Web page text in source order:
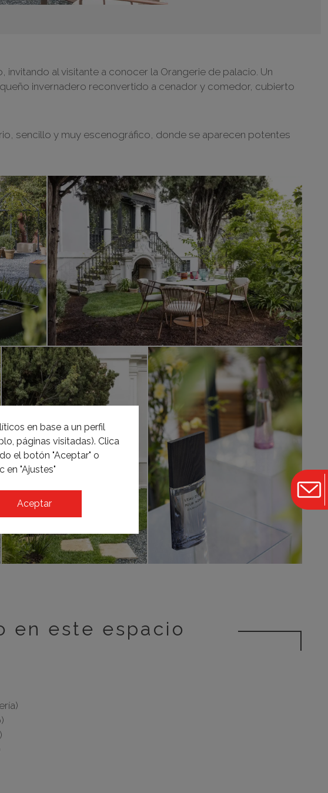
al visitante a conocer la Orangerie de palacio. Un
invernadero reconvertido a cenador y comedor, cubierto
sencillo y muy escenográfico, donde se aparecen potentes
en este espacio
en base a un perfil
páginas visitadas). Clica
el botón "Aceptar" o
en "Ajustes"
Aceptar